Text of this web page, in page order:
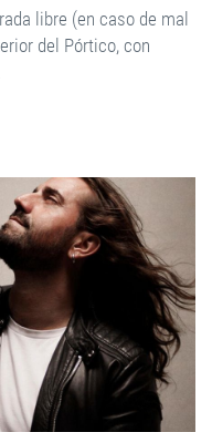
libre (en caso de mal
del Pórtico, con